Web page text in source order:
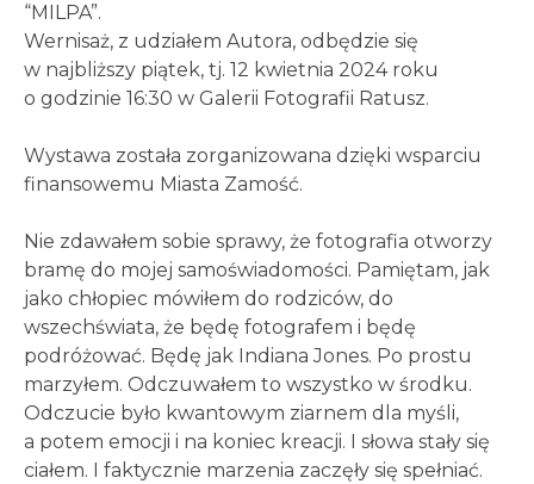
“MILPA”.
Wernisaż, z udziałem Autora, odbędzie się
w najbliższy piątek, tj. 12 kwietnia 2024 roku
o godzinie 16:30 w Galerii Fotografii Ratusz.
Wystawa została zorganizowana dzięki wsparciu
finansowemu Miasta Zamość.
Nie zdawałem sobie sprawy, że fotografia otworzy
bramę do mojej samoświadomości. Pamiętam, jak
jako chłopiec mówiłem do rodziców, do
wszechświata, że będę fotografem i będę
podróżować. Będę jak Indiana Jones. Po prostu
marzyłem. Odczuwałem to wszystko w środku.
Odczucie było kwantowym ziarnem dla myśli,
a potem emocji i na koniec kreacji. I słowa stały się
ciałem. I faktycznie marzenia zaczęły się spełniać.